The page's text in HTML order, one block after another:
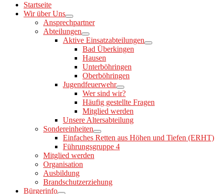
Startseite
Wir über Uns
Ansprechpartner
Abteilungen
Aktive Einsatzabteilungen
Bad Überkingen
Hausen
Unterböhringen
Oberböhringen
Jugendfeuerwehr
Wer sind wir?
Häufig gestellte Fragen
Mitglied werden
Unsere Altersabteilung
Sondereinheiten
Einfaches Retten aus Höhen und Tiefen (ERHT)
Führungsgruppe 4
Mitglied werden
Organisation
Ausbildung
Brandschutzerziehung
Bürgerinfo